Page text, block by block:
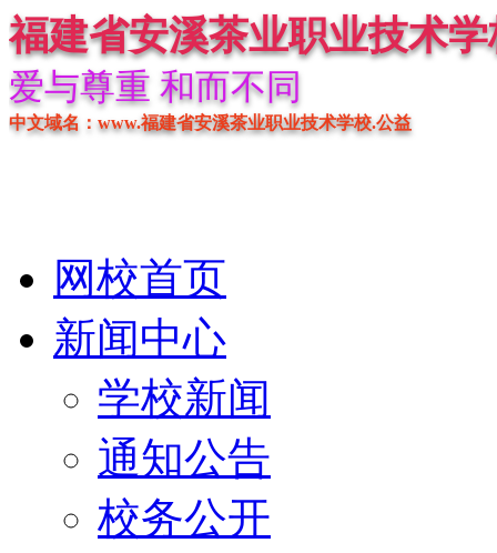
福建省安溪茶业职业技术学
爱与尊重 和而不同
中文域名：www.福建省安溪茶业职业技术学校.公益
网校首页
新闻中心
学校新闻
通知公告
校务公开